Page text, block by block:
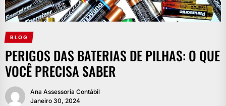
BLOG
PERIGOS DAS BATERIAS DE PILHAS: O QUE
VOCÊ PRECISA SABER
Ana Assessoria Contábil
Janeiro 30, 2024